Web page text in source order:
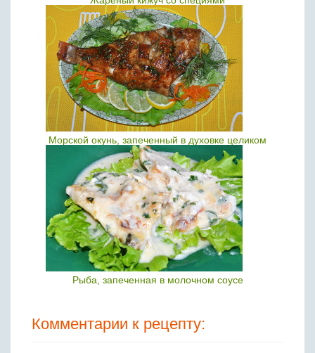
Морской окунь, запеченный в духовке целиком
Рыба, запеченная в молочном соусе
Комментарии к рецепту: